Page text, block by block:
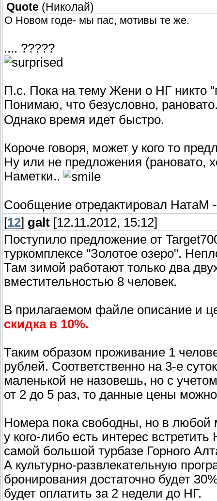
Quote (Николай)
О Новом годе- мы пас, мотивы те же.
.... ?????
П.с. Пока на тему Жени о НГ никто
Понимаю, что безусловно,
Однако время идет быстро.
Короче говоря, может у кого то
Ну или не предложения (рановато,
Наметки..
Сообщение отредактировал НатаМ
[12] galt [12.11.2012, 15:12]
Поступило предложение от
туркомплексе "Золотое озеро".
Там зимой работают только два
вместительностью 8 человек.
В прилагаемом файле описание и
скидка в 10%.
Таким образом проживание 1
рублей. Соответственно на 3-е
маленькой не назовешь, но с
от 2 до 5 раз, то данные цены
Номера пока свободны, но в любой
у кого-либо есть интерес
самой большой турбазе Горного
А культурно-развлекательную
бронирования достаточно будет
будет оплатить за 2 недели до НГ.